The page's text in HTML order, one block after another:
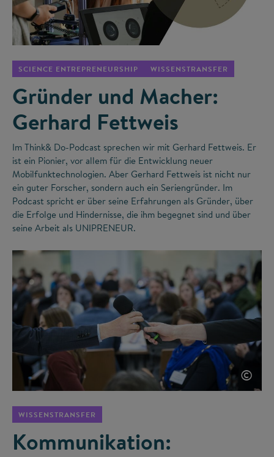
SCIENCE ENTREPRENEURSHIP WISSENSTRANSFER
Gründer und Macher:
Gerhard Fettweis
Im Think& Do-Podcast sprechen wir mit Gerhard Fettweis. Er
ist ein Pionier, vor allem für die Entwicklung neuer
Mobilfunktechnologien. Aber Gerhard Fettweis ist nicht nur
ein guter Forscher, sondern auch ein Seriengründer. Im
Podcast spricht er über seine Erfahrungen als Gründer, über
die Erfolge und Hindernisse, die ihm begegnet sind und über
seine Arbeit als UNIPRENEUR.
©
WISSENSTRANSFER
Kommunikation: